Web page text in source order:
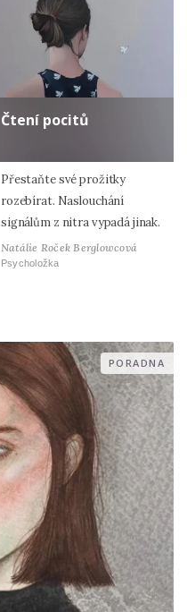
Čtení pocitů
Přestaňte své prožitky
rozebírat. Naslouchání
signálům z nitra vypadá jinak.
Natálie Roček Berglowcová
Psycholožka
PORADNA